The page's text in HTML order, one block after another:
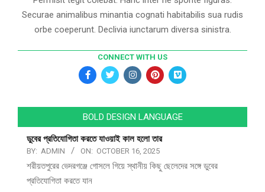
Securae animalibus minantia cognati habitabilis sua rudis
orbe coeperunt. Declivia iunctarum diversa sinistra.
CONNECT WITH US
BOLD DESIGN LANGUAGE
ডুবের প্রতিযোগিতা করতে যাওয়াই কাল হলো তার
BY: ADMIN ON: OCTOBER 16, 2025
শরীয়তপুরের ভেদরগঞ্জে গোসলে গিয়ে স্থানীয় কিছু ছেলেদের সঙ্গে ডুবের
প্রতিযোগিতা করতে যান